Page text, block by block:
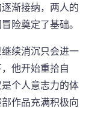
渐接纳，两人的
险奠定了基础。
续消沉只会进一
他开始重拾自
个人意志力的体
作品充满积极向